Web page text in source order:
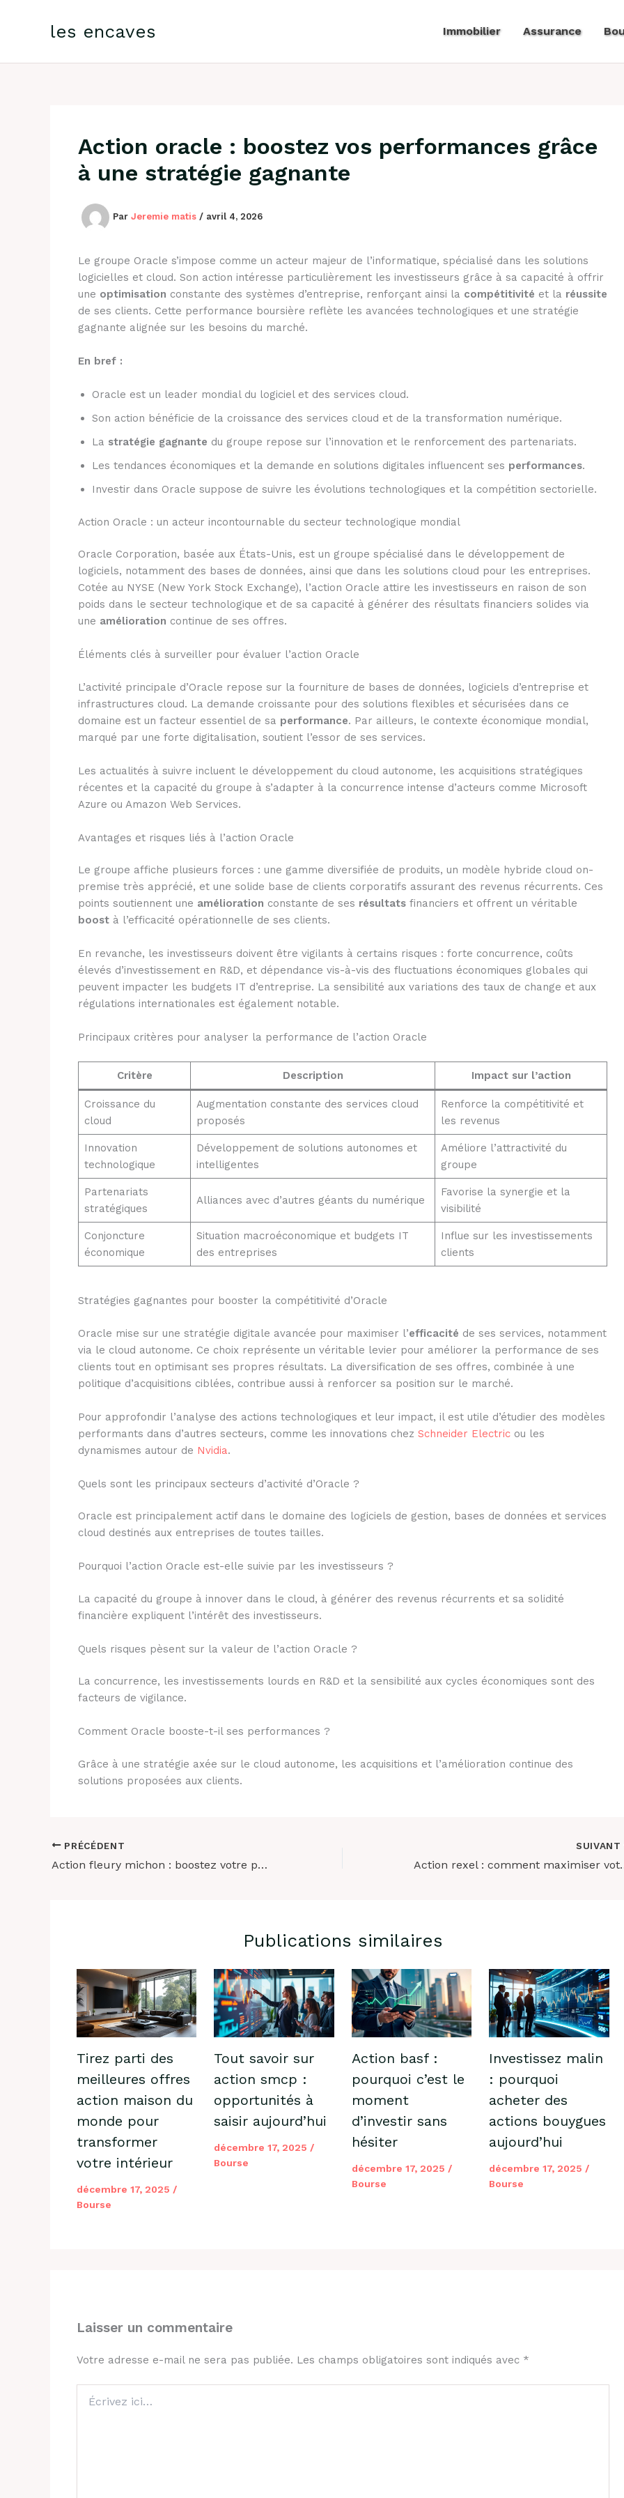
les encaves Immobilier Assurance
Action oracle : boostez vos performances grâce
à une stratégie gagnante
Par Jeremie matis / avril 4, 2026
Le groupe Oracle s’impose comme un acteur majeur de l’informatique, spécialisé dans les solutions
logicielles et cloud. Son action intéresse particulièrement les investisseurs grâce à sa capacité à offrir
une optimisation constante des systèmes d’entreprise, renforçant ainsi la compétitivité et la réussite
de ses clients. Cette performance boursière reflète les avancées technologiques et une stratégie
gagnante alignée sur les besoins du marché.
En bref :
Oracle est un leader mondial du logiciel et des services cloud.
Son action bénéficie de la croissance des services cloud et de la transformation numérique.
La stratégie gagnante du groupe repose sur l’innovation et le renforcement des partenariats.
Les tendances économiques et la demande en solutions digitales influencent ses performances.
Investir dans Oracle suppose de suivre les évolutions technologiques et la compétition sectorielle.
Action Oracle : un acteur incontournable du secteur technologique mondial
Oracle Corporation, basée aux États-Unis, est un groupe spécialisé dans le développement de
logiciels, notamment des bases de données, ainsi que dans les solutions cloud pour les entreprises.
Cotée au NYSE (New York Stock Exchange), l’action Oracle attire les investisseurs en raison de son
poids dans le secteur technologique et de sa capacité à générer des résultats financiers solides via
une amélioration continue de ses offres.
Éléments clés à surveiller pour évaluer l’action Oracle
L’activité principale d’Oracle repose sur la fourniture de bases de données, logiciels d’entreprise et
infrastructures cloud. La demande croissante pour des solutions flexibles et sécurisées dans ce
domaine est un facteur essentiel de sa performance. Par ailleurs, le contexte économique mondial,
marqué par une forte digitalisation, soutient l’essor de ses services.
Les actualités à suivre incluent le développement du cloud autonome, les acquisitions stratégiques
récentes et la capacité du groupe à s’adapter à la concurrence intense d’acteurs comme Microsoft
Azure ou Amazon Web Services.
Avantages et risques liés à l’action Oracle
Le groupe affiche plusieurs forces : une gamme diversifiée de produits, un modèle hybride cloud on-
premise très apprécié, et une solide base de clients corporatifs assurant des revenus récurrents. Ces
points soutiennent une amélioration constante de ses résultats financiers et offrent un véritable
boost à l’efficacité opérationnelle de ses clients.
En revanche, les investisseurs doivent être vigilants à certains risques : forte concurrence, coûts
élevés d’investissement en R&D, et dépendance vis-à-vis des fluctuations économiques globales qui
peuvent impacter les budgets IT d’entreprise. La sensibilité aux variations des taux de change et aux
régulations internationales est également notable.
Principaux critères pour analyser la performance de l’action Oracle
Critère Description Impact sur l’action
Croissance du
cloud
Augmentation constante des services cloud
proposés
Renforce la compétitivité et
les revenus
Innovation
technologique
Développement de solutions autonomes et
intelligentes
Améliore l’attractivité du
groupe
Partenariats
stratégiques
Alliances avec d’autres géants du numérique
Favorise la synergie et la
visibilité
Conjoncture
économique
Situation macroéconomique et budgets IT
des entreprises
Influe sur les investissements
clients
Stratégies gagnantes pour booster la compétitivité d’Oracle
Oracle mise sur une stratégie digitale avancée pour maximiser l’efficacité de ses services, notamment
via le cloud autonome. Ce choix représente un véritable levier pour améliorer la performance de ses
clients tout en optimisant ses propres résultats. La diversification de ses offres, combinée à une
politique d’acquisitions ciblées, contribue aussi à renforcer sa position sur le marché.
Pour approfondir l’analyse des actions technologiques et leur impact, il est utile d’étudier des modèles
performants dans d’autres secteurs, comme les innovations chez Schneider Electric ou les
dynamismes autour de Nvidia.
Quels sont les principaux secteurs d’activité d’Oracle ?
Oracle est principalement actif dans le domaine des logiciels de gestion, bases de données et services
cloud destinés aux entreprises de toutes tailles.
Pourquoi l’action Oracle est-elle suivie par les investisseurs ?
La capacité du groupe à innover dans le cloud, à générer des revenus récurrents et sa solidité
financière expliquent l’intérêt des investisseurs.
Quels risques pèsent sur la valeur de l’action Oracle ?
La concurrence, les investissements lourds en R&D et la sensibilité aux cycles économiques sont des
facteurs de vigilance.
Comment Oracle booste-t-il ses performances ?
Grâce à une stratégie axée sur le cloud autonome, les acquisitions et l’amélioration continue des
solutions proposées aux clients.
PRÉCÉDENT
Action fleury michon : boostez votre portefeuille avec des opportunités gagnantes
SUIVANT
Action rexel :
Publications similaires
Tirez parti des
meilleures offres
action maison du
monde pour
transformer
votre intérieur
décembre 17, 2025 /
Bourse
Tout savoir sur
action smcp :
opportunités à
saisir aujourd’hui
décembre 17, 2025 /
Bourse
Action basf :
pourquoi c’est le
moment
d’investir sans
hésiter
décembre 17, 2025 /
Bourse
Investissez malin
: pourquoi
acheter des
actions bouygues
aujourd’hui
décembre 17, 2025 /
Bourse
Laisser un commentaire
Votre adresse e-mail ne sera pas publiée. Les champs obligatoires sont indiqués avec *
ici…